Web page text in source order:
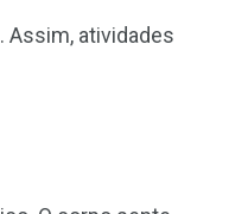
Assim, atividades